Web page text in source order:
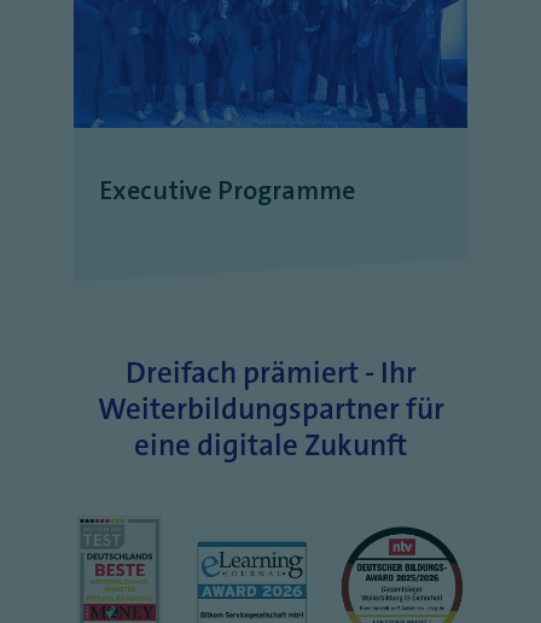
Executive Programme
Dreifach prämiert - Ihr
Weiterbildungspartner für
eine digitale Zukunft